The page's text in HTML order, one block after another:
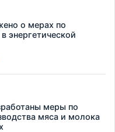
о мерах по
энергетической
меры по
мяса и молока